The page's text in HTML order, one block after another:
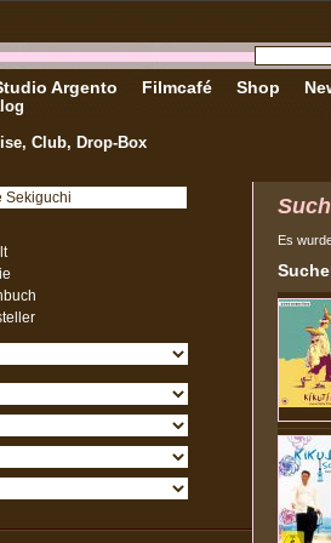
Club, Drop-Box
Argento Filmcafé Shop
Es